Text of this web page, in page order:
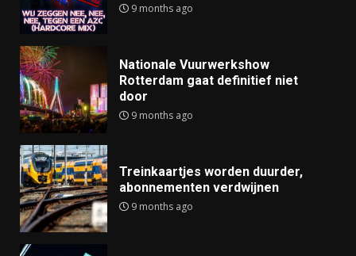
9 months ago
Nationale Vuurwerkshow
Rotterdam gaat definitief niet
door
9 months ago
Treinkaartjes worden duurder,
abonnementen verdwijnen
9 months ago